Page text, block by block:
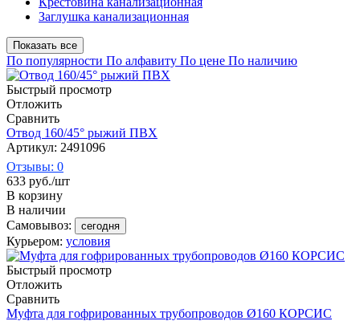
Заглушка канализационная
Показать все
По популярности По алфавиту По цене По наличию
Быстрый просмотр
Отложить
Сравнить
Отвод 160/45° рыжий ПВХ
Артикул: 2491096
Отзывы: 0
633 руб./шт
В корзину
В наличии
Самовывоз:
сегодня
Курьером: условия
Быстрый просмотр
Отложить
Сравнить
Муфта для гофрированных трубопроводов Ø160 КОРСИС